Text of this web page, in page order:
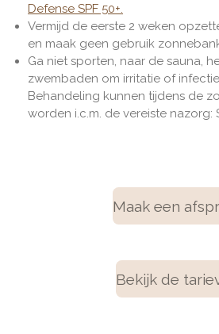
Defense SPF 50+.
Vermijd de eerste 2 weken
en maak geen gebruik
Ga niet sporten, naar de sauna,
zwembaden om irritatie of
Behandeling kunnen tijdens de
worden i.c.m. de vereiste nazorg:
Maak een
Bekijk de